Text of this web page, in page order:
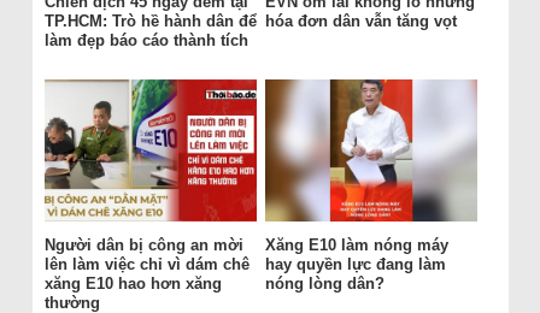
TP.HCM: Trò hề hành dân để
làm đẹp báo cáo thành tích
hóa đơn dân vẫn tăng vọt
Người dân bị công an mời
lên làm việc chỉ vì dám chê
xăng E10 hao hơn xăng
thường
Xăng E10 làm nóng máy
hay quyền lực đang làm
nóng lòng dân?